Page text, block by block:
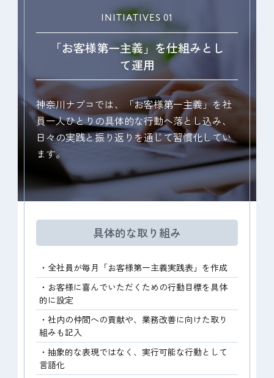
INITIATIVES 01
「お客様第一主義」を仕組みとし
て運用
神奈川ナブコでは、「お客様第一主義」を社
員一人ひとりの具体的な行動へ落とし込み、
日々の実践と振り返りを通じて習慣化してい
ます。
具体的な取り組み
・全社員が毎月「お客様第一主義実践表」を作成
・お客様に喜んでいただくための行動目標を具体
的に設定
・社内の仲間への貢献や、業務改善に向けた取り
組みも記入
・抽象的な表現ではなく、実行可能な行動として
言語化